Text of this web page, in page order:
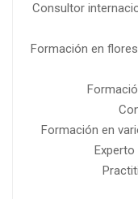
Consultor
Formación en
Formación en